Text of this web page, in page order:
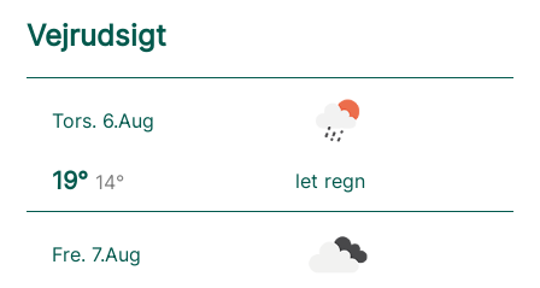
Vejrudsigt
Tors. 6.Aug
19° 14° let regn
Fre. 7.Aug